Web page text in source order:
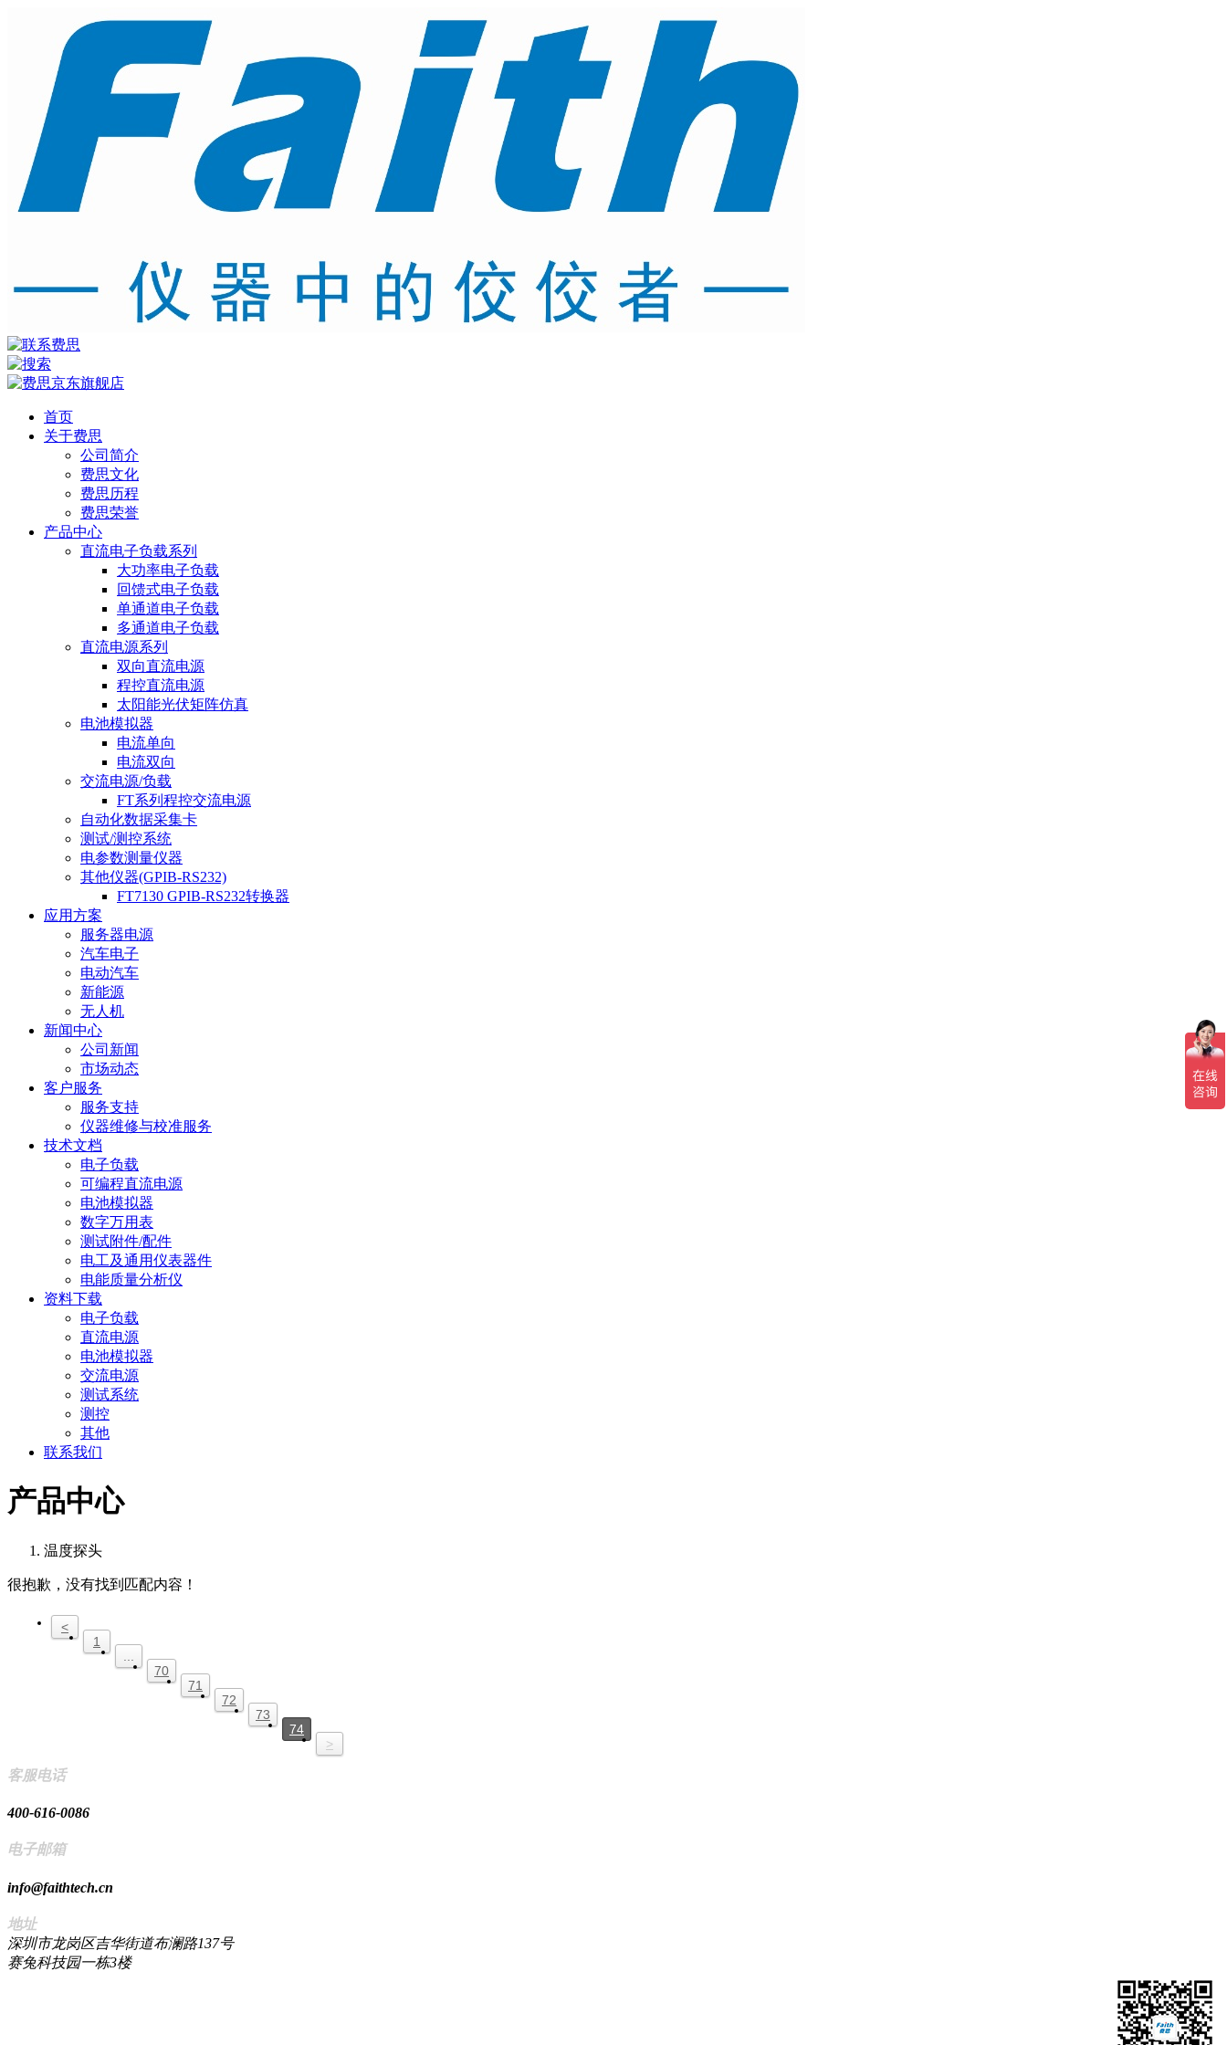
首页
关于费思
公司简介
费思文化
费思历程
费思荣誉
产品中心
直流电子负载系列
大功率电子负载
回馈式电子负载
单通道电子负载
多通道电子负载
直流电源系列
双向直流电源
程控直流电源
太阳能光伏矩阵仿真
电池模拟器
电流单向
电流双向
交流电源/负载
FT系列程控交流电源
自动化数据采集卡
测试/测控系统
电参数测量仪器
其他仪器(GPIB-RS232)
FT7130 GPIB-RS232转换器
应用方案
服务器电源
汽车电子
电动汽车
新能源
无人机
新闻中心
公司新闻
市场动态
客户服务
服务支持
仪器维修与校准服务
技术文档
电子负载
可编程直流电源
电池模拟器
数字万用表
测试附件/配件
电工及通用仪表器件
电能质量分析仪
资料下载
电子负载
直流电源
电池模拟器
交流电源
测试系统
测控
其他
联系我们
产品中心
温度探头
很抱歉，没有找到匹配内容！
<
1
70
71
72
73
74
>
客服电话
400-616-0086
电子邮箱
info@faithtech.cn
地址
深圳市龙岗区吉华街道布澜路137号
赛兔科技园一栋3楼